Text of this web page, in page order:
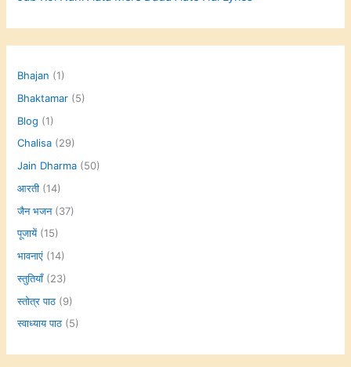
Bhajan (1)
Bhaktamar (5)
Blog (1)
Chalisa (29)
Jain Dharma (50)
आरती (14)
जैन भजन(37)
पूजायें(15)
भावनाएं (14)
स्तुतियाँ(23)
स्तोत्र पाठ (9)
स्वाध्याय पाठ (5)